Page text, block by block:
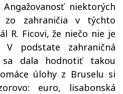
niektorých
zo zahraničia v týchto
R. Ficovi, že niečo nie je
podstate zahraničná
dala hodnotiť takou
úlohy z Bruselu si
euro, lisabonská